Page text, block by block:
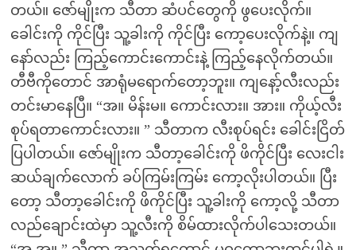
တယ်။ ဇော်မျိုးက သီတာ ဆံပင်တွေကို ဖွပေးလိုက်။
ခေါင်းကို ကိုင်ပြီး သူ့ခါးကို ကိုင်ပြီး ကော့ပေးလိုက်နဲ့။ ကျ
နော်လည်း ကြည့်ကောင်းကောင်းနဲ့ ကြည့်နေလိုက်တယ်။
တီဗီကိုတောင် အာရုံမရောက်တော့ဘူး။ ကျနော့်လီးလည်း
တင်းမာနေပြီ။ “အ။ မိန်းမ။ ကောင်းလား။ အား။ ကိုယ့်လီး
စုပ်ရတာကောင်းလား။ ” သီတာက လီးစုပ်ရင်း ခေါင်းငြိတ်
ပြပါတယ်။ ဇော်မျိုးက သီတာ့ခေါင်းကို ဖိကိုင်ပြီး လေးငါး
ဆယ်ချက်လောက် ခပ်ကြမ်းကြမ်း ကော့လိုးပါတယ်။ ပြီး
တော့ သီတာ့ခေါင်းကို ဖိကိုင်ပြီး သူ့ခါးကို ကော့လို့ သီတာ
လည်ချောင်းထဲမှာ သူ့လီးကို စိမ်ထားလိုက်ပါသေးတယ်။